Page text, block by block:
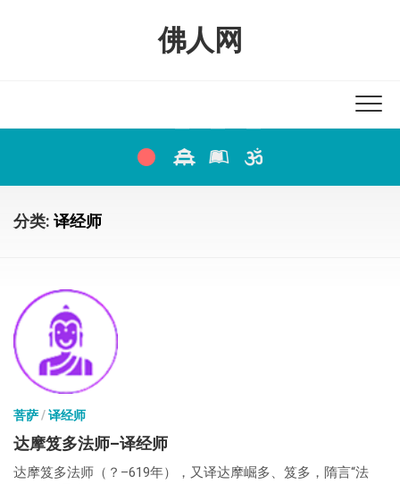
佛人网
分类: 译经师
菩萨/译经师
达摩笈多法师–译经师
达摩笈多法师（？–619年），又译达摩崛多、笈多，隋言“法